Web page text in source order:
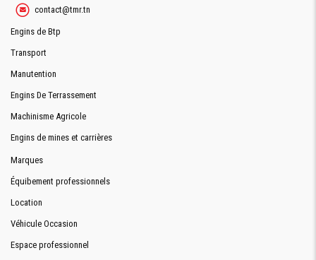
contact@tmr.tn
Engins de Btp
Transport
Manutention
Engins De Terrassement
Machinisme Agricole
Engins de mines et carrières
Marques
Équibement professionnels
Location
Véhicule Occasion
Espace professionnel